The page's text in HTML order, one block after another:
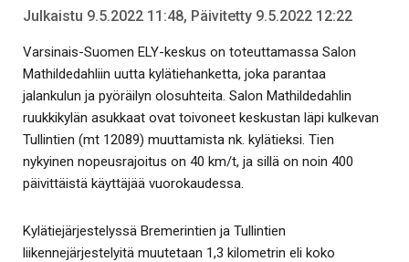
Julkaistu 9.5.2022 11:48, Päivitetty 9.5.2022 12:22
Varsinais-Suomen ELY-keskus on toteuttamassa Salon
Mathildedahliin uutta kylätiehanketta, joka parantaa
jalankulun ja pyöräilyn olosuhteita. Salon Mathildedahlin
ruukkikylän asukkaat ovat toivoneet keskustan läpi kulkevan
Tullintien (mt 12089) muuttamista nk. kylätieksi. Tien
nykyinen nopeusrajoitus on 40 km/t, ja sillä on noin 400
päivittäistä käyttäjää vuorokaudessa.
Kylätiejärjestelyssä Bremerintien ja Tullintien
liikennejärjestelyitä muutetaan 1,3 kilometrin eli koko